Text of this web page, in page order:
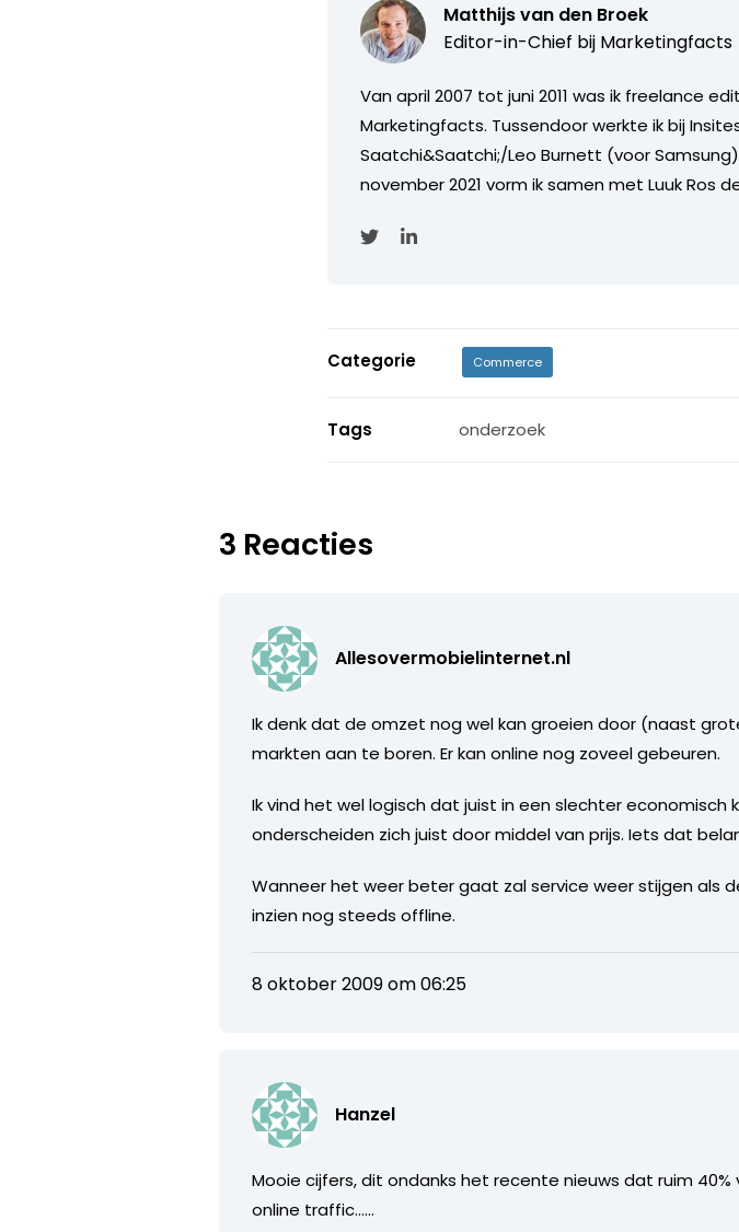
Matthijs van den Broek
Editor-in-Chief bij Marketingfacts
Van april 2007 tot juni 2011 was ik freelance
Marketingfacts. Tussendoor werkte ik bij
Saatchi&Saatchi;/Leo Burnett (voor
november 2021 vorm ik samen met Luuk Ros
Categorie Commerce
Tags onderzoek
3 Reacties
Allesovermobielinternet.nl
Ik denk dat de omzet nog wel kan groeien door (naast
markten aan te boren. Er kan online nog zoveel gebeuren.
Ik vind het wel logisch dat juist in een slechter
onderscheiden zich juist door middel van prijs. Iets dat
Wanneer het weer beter gaat zal service weer stijgen als
inzien nog steeds offline.
8 oktober 2009 om 06:25
Hanzel
Mooie cijfers, dit ondanks het recente nieuws dat ruim
online traffic……